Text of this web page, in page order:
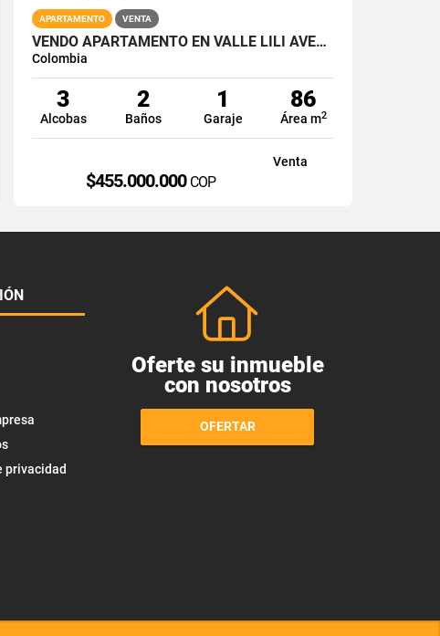
APARTAMENTO VENTA
VENDO APARTAMENTO EN VALLE LILI AVELLANA PARQUE VIVERO CALI SUR 86M2
Colombia
3
Alcobas
2
Baños
1
Garaje
86
Área m2
Venta
$455.000.000 COP
privacidad
Oferte su inmueble
con nosotros
OFERTAR